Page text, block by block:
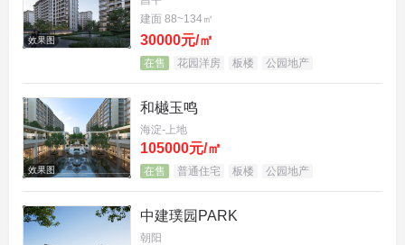
效果图
建面 88~134㎡
30000元/㎡
在售 花园洋房 板楼 公园地产
效果图
和樾玉鸣
海淀-上地
105000元/㎡
在售 普通住宅 板楼 公园地产
中建璞园PARK
朝阳